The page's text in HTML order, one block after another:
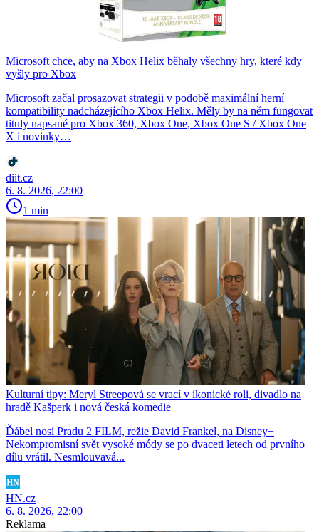
Microsoft chce, aby na Xbox Helix běhaly všechny hry, které kdy
vyšly pro Xbox
Microsoft začal prosazovat strategii v podobě maximální herní
kompatibility nadcházejícího Xbox Helix. Měly by na něm fungovat
tituly napsané pro Xbox 360, Xbox One, Xbox One S / Xbox One
X i novinky…
diit.cz
6. 8. 2026, 22:00
1 min
Kulturní tipy: Meryl Streepová se vrací v ikonické roli, divadlo na
hradě Kašperk i nová česká komedie
Ďábel nosí Pradu 2 FILM, režie David Frankel, na Disney+
Nekompromisní svět vysoké módy se po dvaceti letech od prvního
dílu vrátil. Nesmlouvavá...
HN.cz
6. 8. 2026, 22:00
Reklama